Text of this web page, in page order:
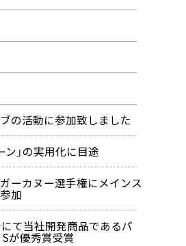
の活動に参加致しました
ン」の実用化に目途
ーカヌー選手権にメインス
加
て当社開発商品であるパ
が優秀賞受賞